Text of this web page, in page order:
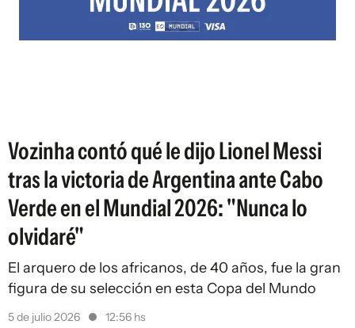
ESTADOS UNIDOS
Vozinha contó qué le dijo Lionel Messi
tras la victoria de Argentina ante Cabo
Verde en el Mundial 2026: "Nunca lo
olvidaré"
El arquero de los africanos, de 40 años, fue la gran
figura de su selección en esta Copa del Mundo
5 de julio 2026 12:56 hs